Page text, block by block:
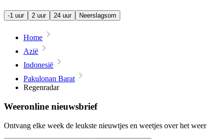
-1 uur 2 uur 24 uur Neerslagsom
Home
Azië
Indonesië
Pakulonan Barat
Regenradar
Weeronline nieuwsbrief
Ontvang elke week de leukste nieuwtjes en weetjes over het weer